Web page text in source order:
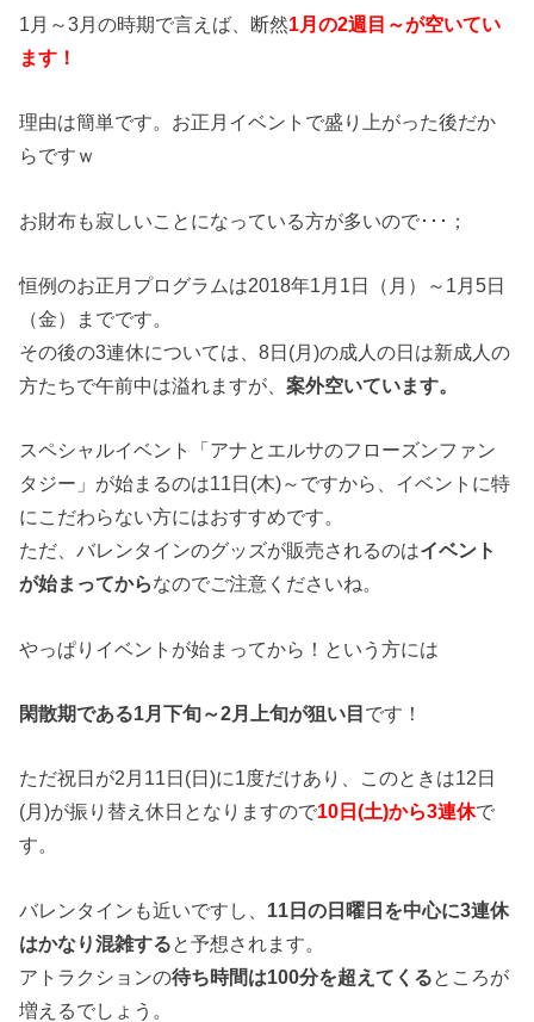
1月～3月の時期で言えば、断然1月の2週目～が空いてい
ます！
理由は簡単です。お正月イベントで盛り上がった後だか
らですｗ
お財布も寂しいことになっている方が多いので･･･；
恒例のお正月プログラムは2018年1月1日（月）～1月5日
（金）までです。
その後の3連休については、8日(月)の成人の日は新成人の
方たちで午前中は溢れますが、案外空いています。
スペシャルイベント「アナとエルサのフローズンファン
タジー」が始まるのは11日(木)～ですから、イベントに特
にこだわらない方にはおすすめです。
ただ、バレンタインのグッズが販売されるのはイベント
が始まってからなのでご注意くださいね。
やっぱりイベントが始まってから！という方には
閑散期である1月下旬～2月上旬が狙い目 です！
ただ祝日が2月11日(日)に1度だけあり、このときは12日
(月)が振り替え休日となりますので10日(土)から3連休で
す。
バレンタインも近いですし、 11日の日曜日を中心に3連休
はかなり混雑すると予想されます。
アトラクションの待ち時間は100分を超えてくるところが
増えるでしょう。